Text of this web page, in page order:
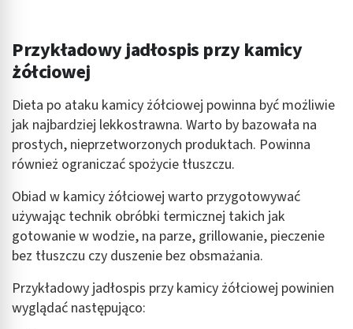
Przykładowy jadłospis przy kamicy
żółciowej
Dieta po ataku kamicy żółciowej powinna być możliwie
jak najbardziej lekkostrawna. Warto by bazowała na
prostych, nieprzetworzonych produktach. Powinna
również ograniczać spożycie tłuszczu.
Obiad w kamicy żółciowej warto przygotowywać
używając technik obróbki termicznej takich jak
gotowanie w wodzie, na parze, grillowanie, pieczenie
bez tłuszczu czy duszenie bez obsmażania.
Przykładowy jadłospis przy kamicy żółciowej powinien
wyglądać następująco:
Wydajność (Performance)
Reklama / śledzenie